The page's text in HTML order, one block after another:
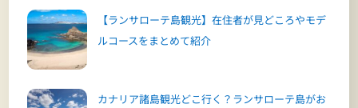
【ランサローテ島観光】在住者が見どころやモデ
ルコースをまとめて紹介
カナリア諸島観光どこ行く？ランサローテ島がお